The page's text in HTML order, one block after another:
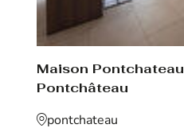
Maison Pontchateau
Pontchâteau
pontchateau